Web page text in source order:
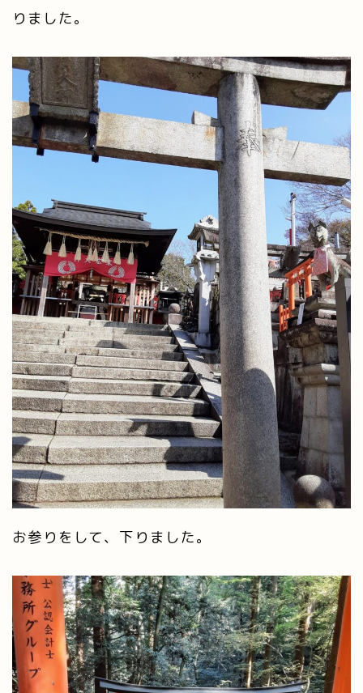
りました。
お参りをして、下りました。